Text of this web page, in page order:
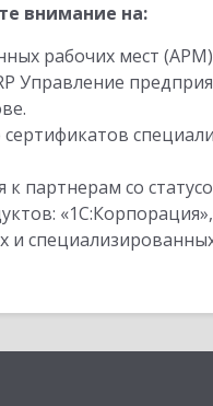
внимание на:
рабочих мест
Управление
партнерам со
и